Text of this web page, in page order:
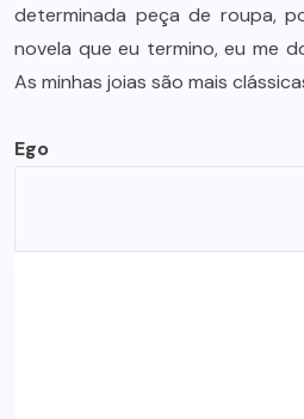
determinada peça de roupa,
novela que eu termino, eu me
As minhas joias são mais
Ego